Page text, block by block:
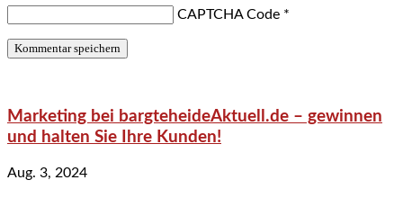
CAPTCHA Code *
Marketing bei bargteheideAktuell.de – gewinnen
und halten Sie Ihre Kunden!
Aug. 3, 2024